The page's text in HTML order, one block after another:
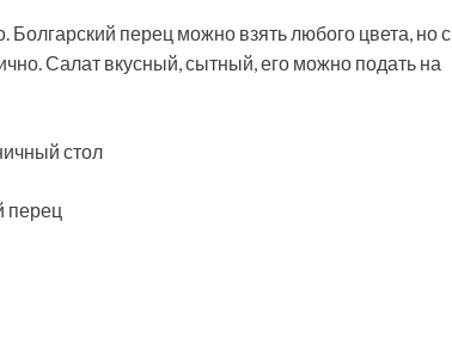
Болгарский перец можно взять любого цвета, но с
Салат вкусный, сытный, его можно подать на
стол
перец